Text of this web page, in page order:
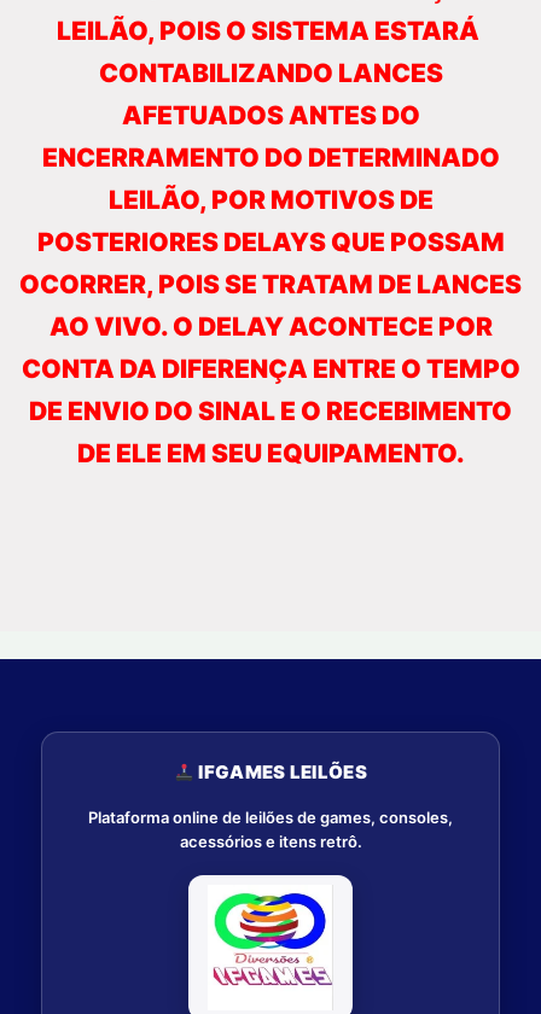
LEILÃO, POIS O SISTEMA ESTARÁ
CONTABILIZANDO LANCES
AFETUADOS ANTES DO
ENCERRAMENTO DO DETERMINADO
LEILÃO, POR MOTIVOS DE
POSTERIORES DELAYS QUE POSSAM
OCORRER, POIS SE TRATAM DE LANCES
AO VIVO. O DELAY ACONTECE POR
CONTA DA DIFERENÇA ENTRE O TEMPO
DE ENVIO DO SINAL E O RECEBIMENTO
DE ELE EM SEU EQUIPAMENTO.
IFGAMES LEILÕES
Plataforma online de leilões de games, consoles,
acessórios e itens retrô.